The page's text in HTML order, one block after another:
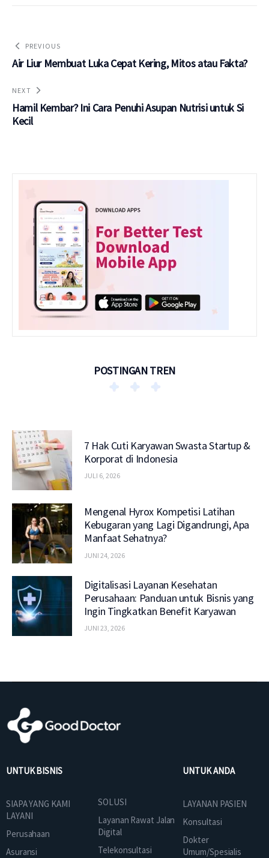
PREVIOUS
Air Liur Membuat Luka Cepat Kering, Mitos atau Fakta?
NEXT
Hamil Kembar? Ini Cara Penuhi Asupan Nutrisi untuk Si
Kecil
POSTINGAN TREN
7 Hak Cuti Karyawan Swasta Startup &
Korporat di Indonesia
JULI 6, 2026
Mengenal Hyrox Kompetisi Latihan
Kebugaran yang Lagi Digandrungi, Apa
Manfaat Sehatnya?
JUNI 24, 2026
Digitalisasi Layanan Kesehatan
Perusahaan: Panduan untuk Bisnis yang
Ingin Tingkatkan Benefit Karyawan
JUNI 23, 2026
UNTUK BISNIS
SIAPA YANG KAMI
LAYANI
Perusahaan
Asuransi
SOLUSI
Layanan Rawat Jalan
Digital
Telekonsultasi
UNTUK ANDA
LAYANAN PASIEN
Konsultasi
Dokter
Umum/Spesialis